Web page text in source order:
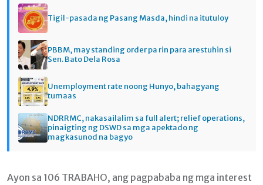
Tigil-pasada ng Pasang Masda, hindi na itutuloy
PBBM, may standing order pa rin para arestuhin si
Sen. Bato Dela Rosa
Unemployment rate noong Hunyo, bahagyang
tumaas
NDRRMC, nakasailalim sa full alert; relief operations,
pinaigting ng DSWD sa mga apektado ng
magkasunod na bagyo
Ayon sa 106 TRABAHO, ang pagpababa ng mga interest